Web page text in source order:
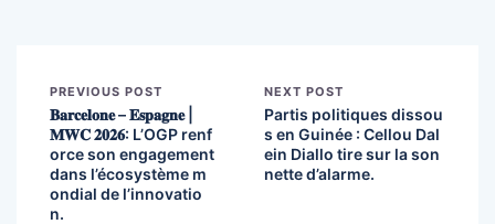
PREVIOUS POST
𝐁𝐚𝐫𝐜𝐞𝐥𝐨𝐧𝐞 – 𝐄𝐬𝐩𝐚𝐠𝐧𝐞 |
𝐌𝐖𝐂 𝟐𝟎𝟐𝟔: L’OGP renf
orce son engagement
dans l’écosystème m
ondial de l’innovatio
n.
NEXT POST
Partis politiques dissou
s en Guinée : Cellou Dal
ein Diallo tire sur la son
nette d’alarme.